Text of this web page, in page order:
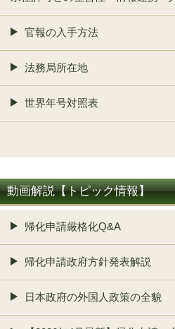
官報の入手方法
法務局所在地
世界年号対照表
動画解説【トピック情報】
帰化申請厳格化Q&A
帰化申請政府方針発表解説
日本政府の外国人政策の全貌